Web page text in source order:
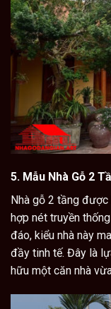
5. Mẫu Nhà Gỗ 2
Nhà gỗ 2 tầng được
hợp nét truyền
đáo, kiểu nhà này
đầy tinh tế. Đây là
hữu một căn nhà